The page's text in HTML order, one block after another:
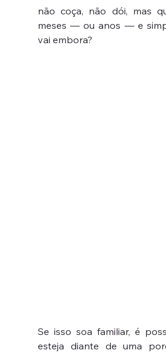
não coça, não dói, mas
meses — ou anos — e
vai embora?
Se isso soa familiar, é
esteja diante de uma